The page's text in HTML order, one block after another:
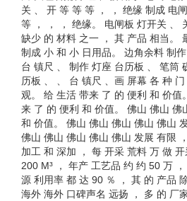
关 、 开 等 等 等 ， ， 绝缘 制成 电
等 ， ， ， 绝缘。 电闸板 灯开关 、
缺少 的 材料 之一 ， 其 产品 相当。
制成 小 和 小 日用品。 边角余料 制
台 镇尺 、 制作 灯座 台历板 、 笔筒
历板 、 、 台 镇尺 、画 屏幕 各 种
观。 给 生活 带来 了 的 便利 和 价值
来 了 的 便利 和 价值。 佛山 佛山 佛
和 价值。 佛山 佛山 佛山 佛山 佛山
佛山 佛山 佛山 佛山 佛山 发展 有限
加工 和 深加 ， 每 开采 荒料 万 做
200 M³ ， 年产 工艺品 约 约 50 万
源 利用率 都 达 90 ％ ， 其 的 产品
海外 海外 口碑声名 远扬 ， 多 的 厂